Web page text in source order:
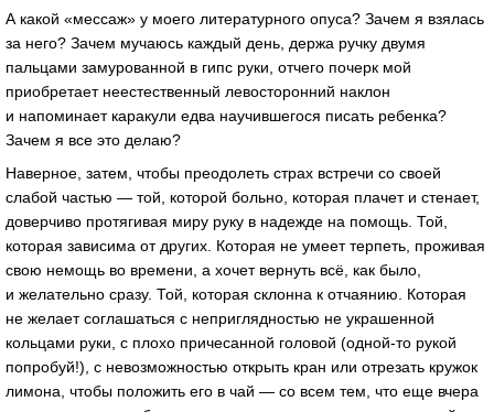
А какой «мессаж» у моего литературного опуса? Зачем я взялась
за него? Зачем мучаюсь каждый день, держа ручку двумя
пальцами замурованной в гипс руки, отчего почерк мой
приобретает неестественный левосторонний наклон
и напоминает каракули едва научившегося писать ребенка?
Зачем я все это делаю?
Наверное, затем, чтобы преодолеть страх встречи со своей
слабой частью — той, которой больно, которая плачет и стенает,
доверчиво протягивая миру руку в надежде на помощь. Той,
которая зависима от других. Которая не умеет терпеть, проживая
свою немощь во времени, а хочет вернуть всё, как было,
и желательно сразу. Той, которая склонна к отчаянию. Которая
не желает соглашаться с неприглядностью не украшенной
кольцами руки, с плохо причесанной головой (одной-то рукой
попробуй!), с невозможностью открыть кран или отрезать кружок
лимона, чтобы положить его в чай — со всем тем, что еще вчера